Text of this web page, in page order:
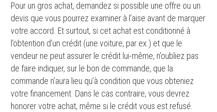
Pour un gros achat, demandez si possible une offre ou un
devis que vous pourrez examiner à l’aise avant de marquer
votre accord. Et surtout, si cet achat est conditionné à
l’obtention d’un crédit (une voiture, par ex.) et que le
vendeur ne peut assurer le crédit lui-même, n’oubliez pas
de faire indiquer, sur le bon de commande, que la
commande n’aura lieu qu’à condition que vous obteniez
votre financement. Dans le cas contraire, vous devrez
honorer votre achat, même si le crédit vous est refusé.